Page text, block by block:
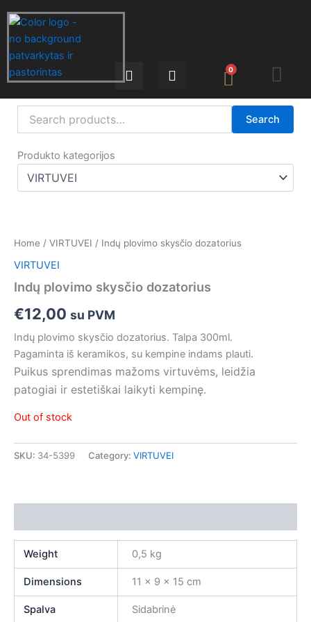
prie
turinio
Menu
0
a
e
o
k
n
t
r
a
for:
Search
Produkto kategorijos
Home / VIRTUVEI / Indų plovimo skysčio dozatorius
VIRTUVEI
Indų plovimo skysčio dozatorius
€12,00 su PVM
Indų plovimo skysčio dozatorius. Talpa 300ml.
Pagaminta iš keramikos, su kempine indams plauti.
Puikus sprendimas mažoms virtuvėms, leidžia
patogiai ir estetiškai laikyti kempinę.
Out of stock
SKU: 34-5399 Category: VIRTUVEI
Weight 0,5 kg
Dimensions 11 × 9 × 15 cm
Spalva Sidabrinė